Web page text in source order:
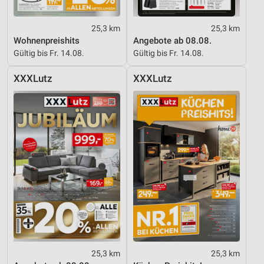
25,3 km
Wohnenpreishits
Gültig bis Fr. 14.08.
25,3 km
Angebote ab 08.08.
Gültig bis Fr. 14.08.
XXXLutz
25,3 km
XXXLutz
25,3 km
personalisierter Inhalte
Messung der Werbeleistung
Messung der Performance von Inhalten
Analyse von Zielgruppen durch Statistiken oder
Kombinationen von Daten aus verschiedenen
Quellen
Entwicklung und Verbesserung der Angebote
Verwendung reduzierter Daten zur Auswahl von
Inhalten
IAB-Besonderheiten:
Verwendung genauer Standortdaten
Geräte anhand von aktiv angeforderten
Informationen identifizieren
Nicht-IAB-Verarbeitungszwecke: